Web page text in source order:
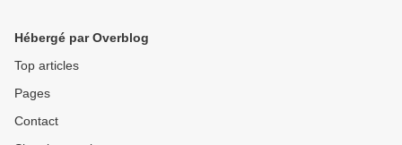
Hébergé par Overblog
Top articles
Pages
Contact